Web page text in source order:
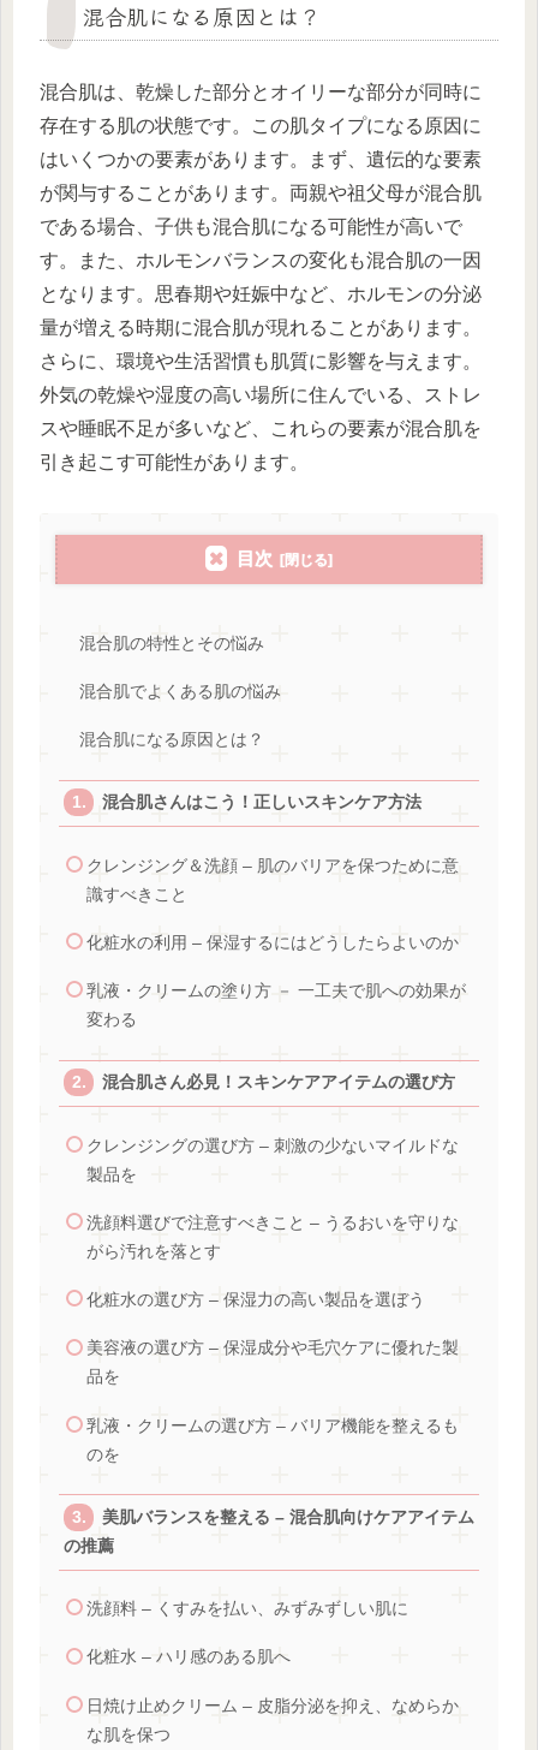
混合肌になる原因とは？
混合肌は、乾燥した部分とオイリーな部分が同時に
存在する肌の状態です。この肌タイプになる原因に
はいくつかの要素があります。まず、遺伝的な要素
が関与することがあります。両親や祖父母が混合肌
である場合、子供も混合肌になる可能性が高いで
す。また、ホルモンバランスの変化も混合肌の一因
となります。思春期や妊娠中など、ホルモンの分泌
量が増える時期に混合肌が現れることがあります。
さらに、環境や生活習慣も肌質に影響を与えます。
外気の乾燥や湿度の高い場所に住んでいる、ストレ
スや睡眠不足が多いなど、これらの要素が混合肌を
引き起こす可能性があります。
目次
混合肌の特性とその悩み
混合肌でよくある肌の悩み
混合肌になる原因とは？
混合肌さんはこう！正しいスキンケア方法
クレンジング＆洗顔 – 肌のバリアを保つために意
識すべきこと
化粧水の利用 – 保湿するにはどうしたらよいのか
乳液・クリームの塗り方 － 一工夫で肌への効果が
変わる
混合肌さん必見！スキンケアアイテムの選び方
クレンジングの選び方 – 刺激の少ないマイルドな
製品を
洗顔料選びで注意すべきこと – うるおいを守りな
がら汚れを落とす
化粧水の選び方 – 保湿力の高い製品を選ぼう
美容液の選び方 – 保湿成分や毛穴ケアに優れた製
品を
乳液・クリームの選び方 – バリア機能を整えるも
のを
美肌バランスを整える – 混合肌向けケアアイテム
の推薦
洗顔料 – くすみを払い、みずみずしい肌に
化粧水 – ハリ感のある肌へ
日焼け止めクリーム – 皮脂分泌を抑え、なめらか
な肌を保つ